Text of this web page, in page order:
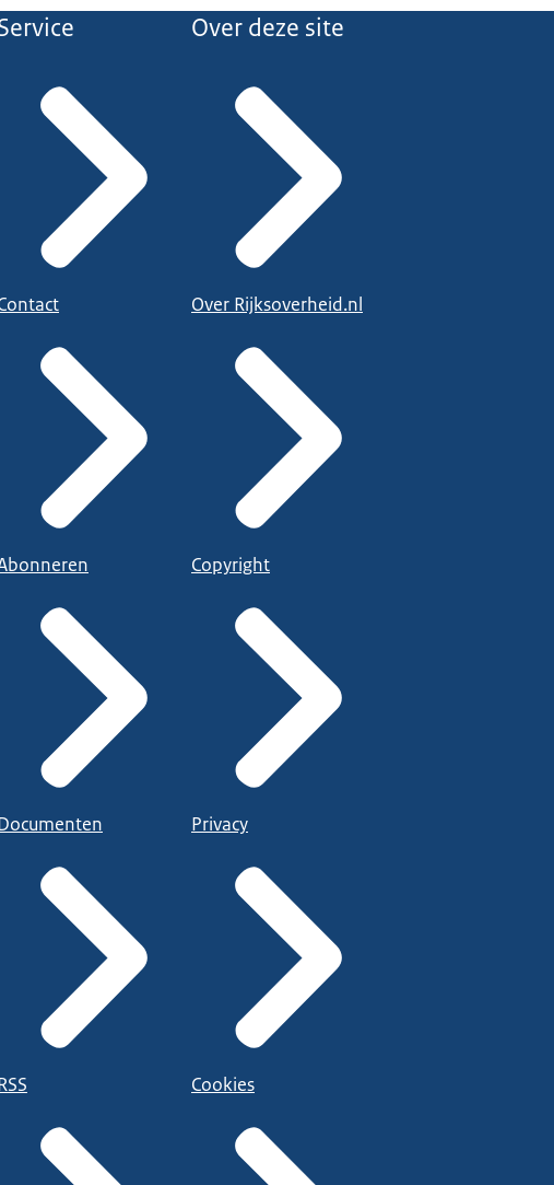
Over deze site
Over Rijksoverheid.nl
Copyright
Privacy
Cookies